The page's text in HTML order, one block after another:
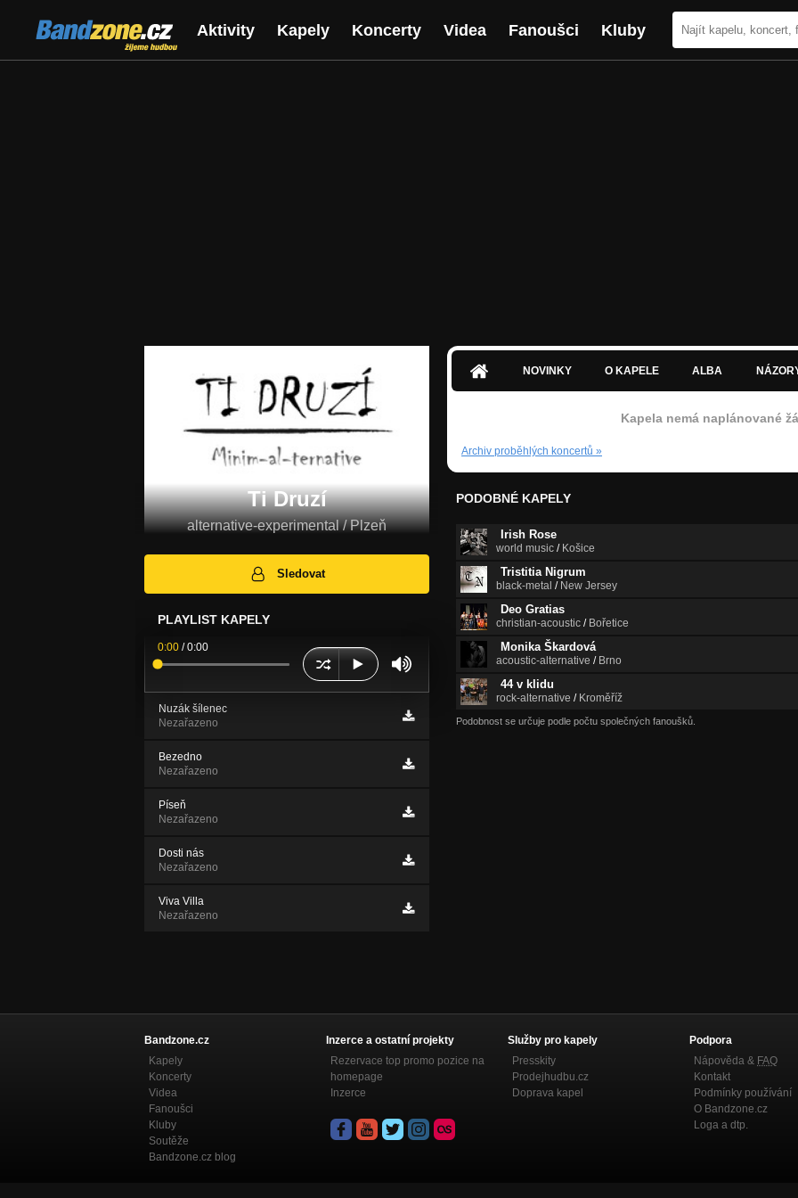
Bandzone.cz
žijeme hudbou
Aktivity Kapely Koncerty Videa Fanoušci Kluby
Ti Druzí
alternative-experimental / Plzeň
Sledovat
PLAYLIST KAPELY
0:00 /0:00
Nuzák šílenec
Nezařazeno
Bezedno
Nezařazeno
Píseň
Nezařazeno
Dosti nás
Nezařazeno
Viva Villa
Nezařazeno
NOVINKY O KAPELE ALBA
Kapela nemá naplánované
Archiv proběhlých koncertů »
PODOBNÉ KAPELY
Irish Rose
world music / Košice
Tristitia Nigrum
black-metal / New Jersey
Deo Gratias
christian-acoustic / Bořetice
Monika Škardová
acoustic-alternative / Brno
44 v klidu
rock-alternative / Kroměříž
Podobnost se určuje podle počtu společných fanoušků.
Bandzone.cz
Kapely
Koncerty
Videa
Fanoušci
Kluby
Soutěže
Bandzone.cz blog
Inzerce a ostatní projekty
Rezervace top promo pozice na
homepage
Inzerce
Služby pro kapely
Presskity
Prodejhudbu.cz
Doprava kapel
Podpora
Nápověda & FAQ
Kontakt
Podmínky používání
O Bandzone.cz
Loga a dtp.